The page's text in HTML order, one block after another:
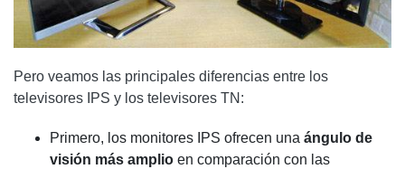
Pero veamos las principales diferencias entre los
televisores IPS y los televisores TN:
Primero, los monitores IPS ofrecen una ángulo de
visión más amplio en comparación con las